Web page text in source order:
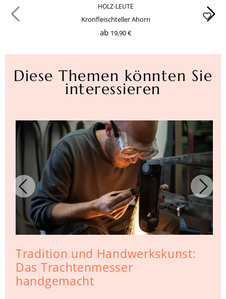
HOLZ-LEUTE
Kronfleischteller Ahorn
ab 19,90 €
Diese Themen könnten Sie
interessieren
Tradition und Handwerkskunst:
Das Trachtenmesser
handgemacht